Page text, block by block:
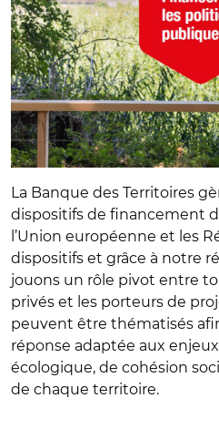
La Banque des Territoires
dispositifs de financement
l’Union européenne et les
dispositifs et grâce à notre
jouons un rôle pivot entre
privés et les porteurs de
peuvent être thématisés
réponse adaptée aux
écologique, de cohésion
de chaque territoire.